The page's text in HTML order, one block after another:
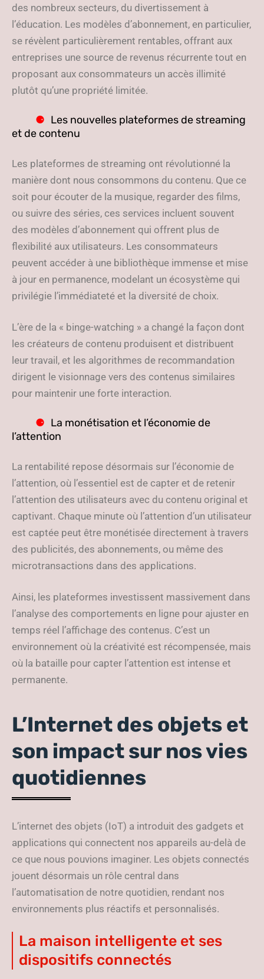
des nombreux secteurs, du divertissement à
l’éducation. Les modèles d’abonnement, en particulier,
se révèlent particulièrement rentables, offrant aux
entreprises une source de revenus récurrente tout en
proposant aux consommateurs un accès illimité
plutôt qu’une propriété limitée.
Les nouvelles plateformes de streaming
et de contenu
Les plateformes de streaming ont révolutionné la
manière dont nous consommons du contenu. Que ce
soit pour écouter de la musique, regarder des films,
ou suivre des séries, ces services incluent souvent
des modèles d’abonnement qui offrent plus de
flexibilité aux utilisateurs. Les consommateurs
peuvent accéder à une bibliothèque immense et mise
à jour en permanence, modelant un écosystème qui
privilégie l’immédiateté et la diversité de choix.
L’ère de la « binge-watching » a changé la façon dont
les créateurs de contenu produisent et distribuent
leur travail, et les algorithmes de recommandation
dirigent le visionnage vers des contenus similaires
pour maintenir une forte interaction.
La monétisation et l’économie de
l’attention
La rentabilité repose désormais sur l’économie de
l’attention, où l’essentiel est de capter et de retenir
l’attention des utilisateurs avec du contenu original et
captivant. Chaque minute où l’attention d’un utilisateur
est captée peut être monétisée directement à travers
des publicités, des abonnements, ou même des
microtransactions dans des applications.
Ainsi, les plateformes investissent massivement dans
l’analyse des comportements en ligne pour ajuster en
temps réel l’affichage des contenus. C’est un
environnement où la créativité est récompensée, mais
où la bataille pour capter l’attention est intense et
permanente.
L’Internet des objets et
son impact sur nos vies
quotidiennes
L’internet des objets (IoT) a introduit des gadgets et
applications qui connectent nos appareils au-delà de
ce que nous pouvions imaginer. Les objets connectés
jouent désormais un rôle central dans
l’automatisation de notre quotidien, rendant nos
environnements plus réactifs et personnalisés.
La maison intelligente et ses
dispositifs connectés